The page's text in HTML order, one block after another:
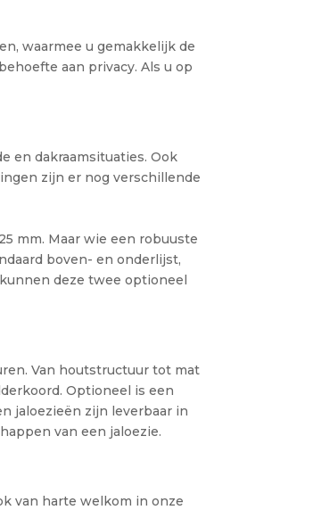
waarmee u gemakkelijk de
aan privacy. Als u op
en dakraamsituaties. Ook
zijn er nog verschillende
mm. Maar wie een robuuste
boven- en onderlijst,
deze twee optioneel
Van houtstructuur tot mat
Optioneel is een
jaloezieën zijn leverbaar in
van een jaloezie.
van harte welkom in onze